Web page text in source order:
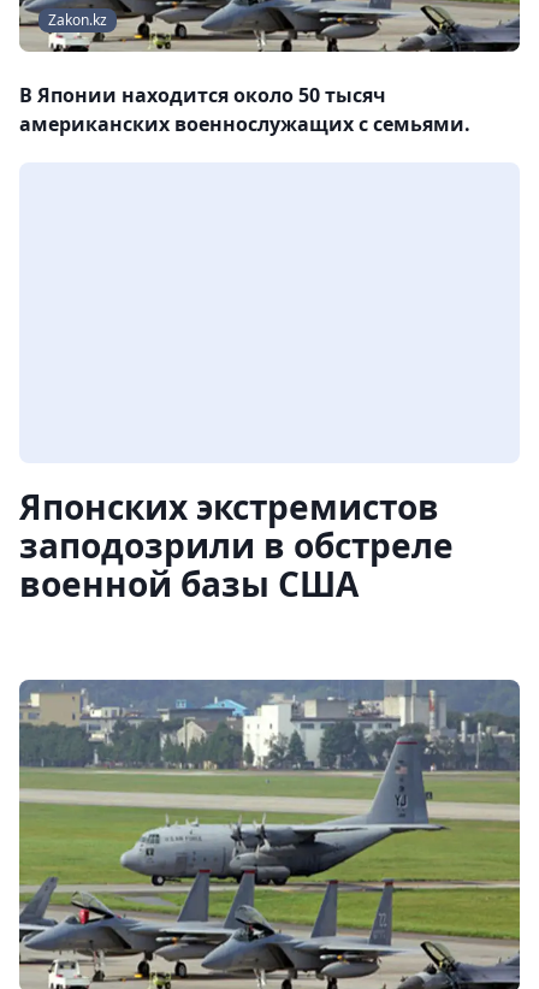
Zakon.kz
В Японии находится около 50 тысяч
американских военнослужащих с семьями.
Японских экстремистов
заподозрили в обстреле
военной базы США